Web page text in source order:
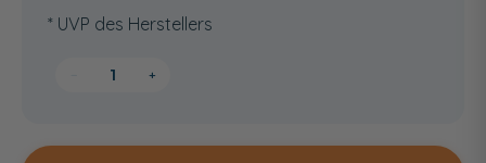
* UVP des Herstellers
+